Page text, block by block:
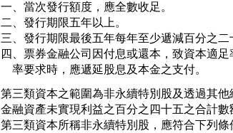
一、當次發行額度，應全數收足。
二、發行期限五年以上。
三、發行期限最後五年每年至少遞減百分之二
四、票券金融公司因付息或還本，致資本適
    率要求時，應遞延股息及本金之支付。
第三類資本之範圍為非永續特別股及透過其
金融資產未實現利益之百分之四十五之合計數
第三類資本所稱非永續特別股，應符合下列條